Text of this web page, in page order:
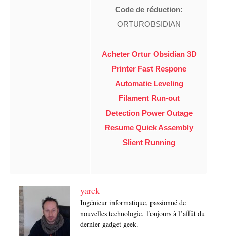
Code de réduction:
ORTUROBSIDIAN
Acheter Ortur Obsidian 3D
Printer Fast Respone
Automatic Leveling
Filament Run-out
Detection Power Outage
Resume Quick Assembly
Slient Running
yarek
Ingénieur informatique, passionné de
nouvelles technologie. Toujours à l’affût du
dernier gadget geek.